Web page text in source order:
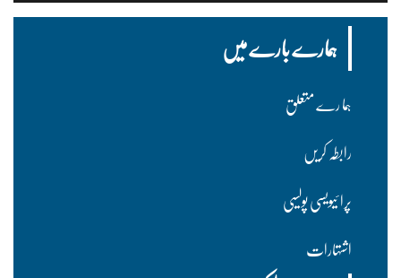
ہمارے بارے میں
ہما رے متعلق
رابطہ کریں
پرا ئیویسی پولسیی
اشتہارات